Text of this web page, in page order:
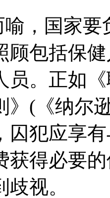
喻，国家
顾包括保
员。正如
》(《纳尔
囚犯应享
获得必要
视。